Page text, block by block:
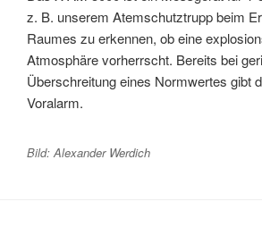
z. B. unserem Atemschutztrupp beim
Raumes zu erkennen, ob eine
Atmosphäre vorherrscht. Bereits bei
Überschreitung eines Normwertes gibt
Voralarm.
Bild: Alexander Werdich